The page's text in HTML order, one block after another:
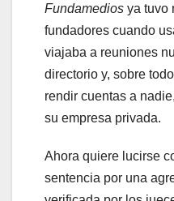
Fundamedios ya tuvo
fundadores cuando
viajaba a reuniones
directorio y, sobre
rendir cuentas a
su empresa privada.
Ahora quiere lucirse
sentencia por una